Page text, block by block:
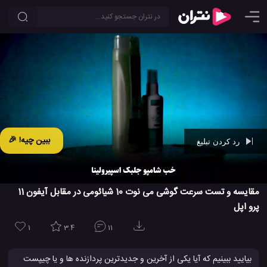
ببین چیه! 🎉
مقایسه و تست سرعت گوشی می نوت 10 شیائومی در مقابل آیفون 11
پرو اپل
1 3.4 11
بیایید ببینیم که آیا یکی از آخرین و جدیدترین پردازنده ها و یا چیپست